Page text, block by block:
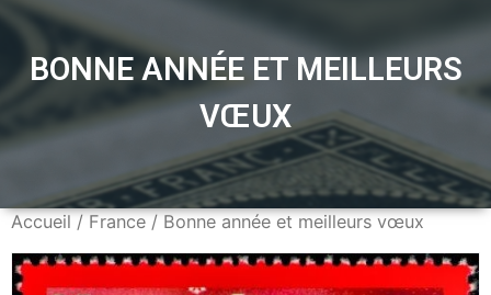
BONNE ANNÉE ET MEILLEURS
VŒUX
Accueil/France/ Bonne année et meilleurs vœux